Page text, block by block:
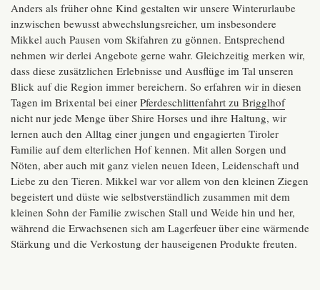
Anders als früher ohne Kind gestalten wir unsere Winterurlaube
inzwischen bewusst abwechslungsreicher, um insbesondere
Mikkel auch Pausen vom Skifahren zu gönnen. Entsprechend
nehmen wir derlei Angebote gerne wahr. Gleichzeitig merken wir,
dass diese zusätzlichen Erlebnisse und Ausflüge im Tal unseren
Blick auf die Region immer bereichern. So erfahren wir in diesen
Tagen im Brixental bei einer Pferdeschlittenfahrt zu Brigglhof
nicht nur jede Menge über Shire Horses und ihre Haltung, wir
lernen auch den Alltag einer jungen und engagierten Tiroler
Familie auf dem elterlichen Hof kennen. Mit allen Sorgen und
Nöten, aber auch mit ganz vielen neuen Ideen, Leidenschaft und
Liebe zu den Tieren. Mikkel war vor allem von den kleinen Ziegen
begeistert und düste wie selbstverständlich zusammen mit dem
kleinen Sohn der Familie zwischen Stall und Weide hin und her,
während die Erwachsenen sich am Lagerfeuer über eine wärmende
Stärkung und die Verkostung der hauseigenen Produkte freuten.